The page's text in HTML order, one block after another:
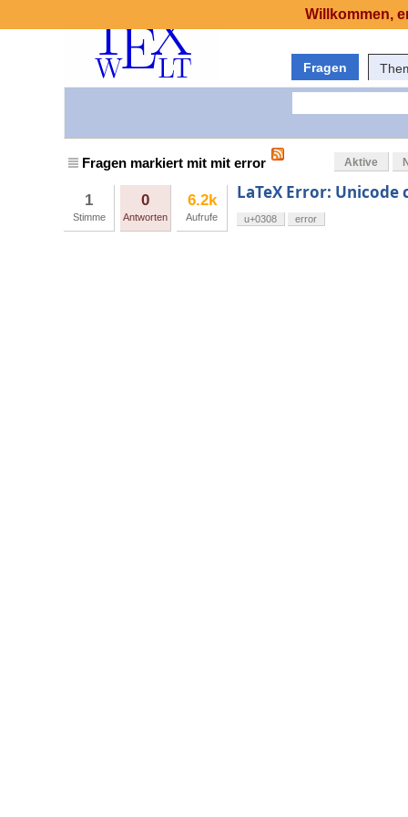
Fragen
Fragen markiert mit mit error Aktive
1
Stimme
0
Antworten
6.2k
Aufrufe
LaTeX Error: Unicode
u+0308 error
Willkommen,